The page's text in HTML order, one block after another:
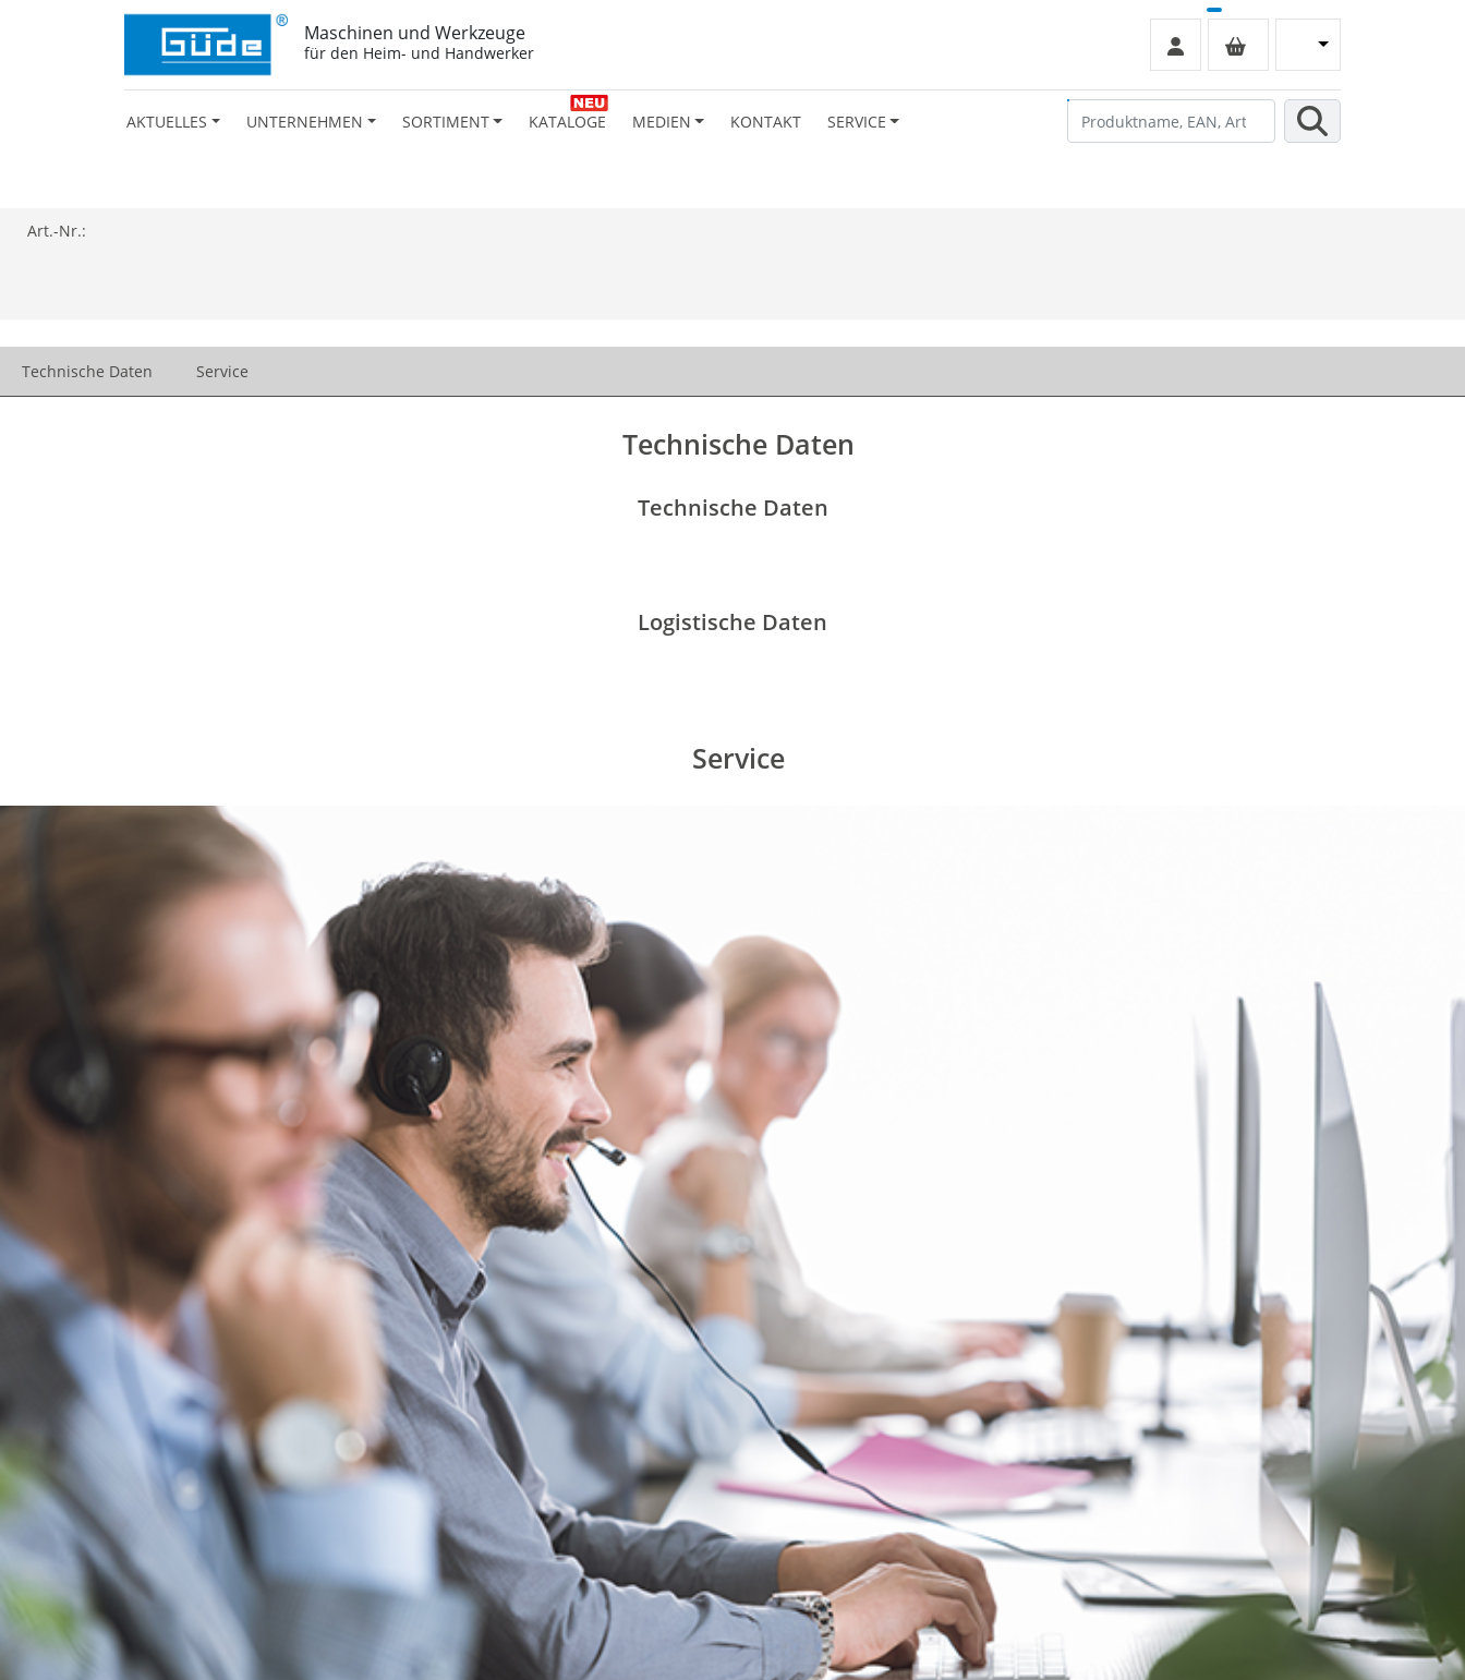
Maschinen und Werkzeuge
für den Heim- und Handwerker
AKTUELLES UNTERNEHMEN SORTIMENT KATALOGE MEDIEN KONTAKT SERVICE
Art.-Nr.:
Technische Daten Service
Technische Daten
Technische Daten
Logistische Daten
Service